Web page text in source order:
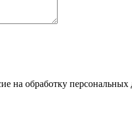
на обработку